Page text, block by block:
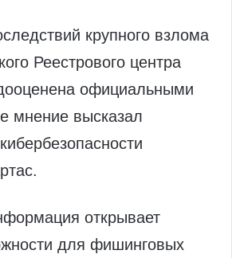
крупного взлома
Реестрового центра
официальными
мнение высказал
открывает
для фишинговых